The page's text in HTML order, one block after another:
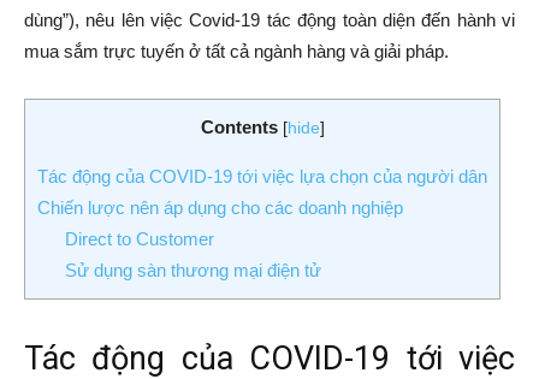
dùng”), nêu lên việc Covid-19 tác động toàn diện đến hành vi
mua sắm trực tuyến ở tất cả ngành hàng và giải pháp.
Contents [hide]
Tác động của COVID-19 tới việc lựa chọn của người dân
Chiến lược nên áp dụng cho các doanh nghiệp
Direct to Customer
Sử dụng sàn thương mại điện tử
Tác động của COVID-19 tới việc